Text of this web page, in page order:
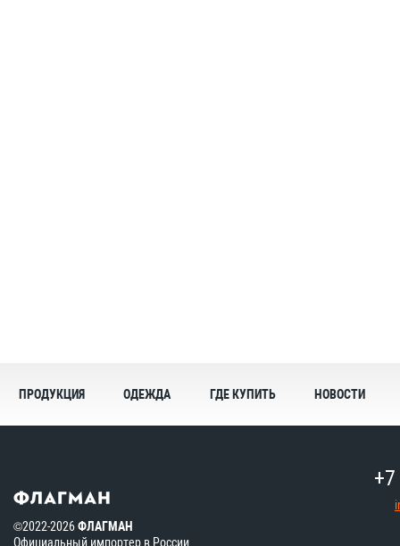
ПРОДУКЦИЯ ОДЕЖДА ГДЕ КУПИТЬ НОВОСТИ
©2022-2026ФЛАГМАН
Официальный импортер в России